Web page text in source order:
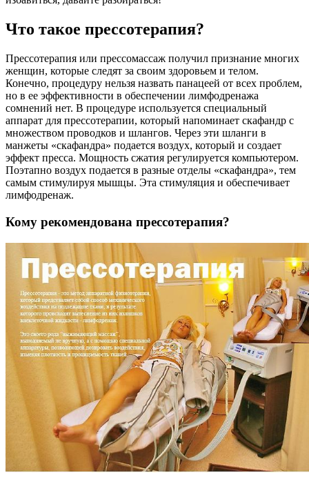
Что такое прессотерапия?
Прессотерапия или прессомассаж получил признание многих
женщин, которые следят за своим здоровьем и телом.
Конечно, процедуру нельзя назвать панацеей от всех проблем,
но в ее эффективности в обеспечении лимфодренажа
сомнений нет. В процедуре используется специальный
аппарат для прессотерапии, который напоминает скафандр с
множеством проводков и шлангов. Через эти шланги в
манжеты «скафандра» подается воздух, который и создает
эффект пресса. Мощность сжатия регулируется компьютером.
Поэтапно воздух подается в разные отделы «скафандра», тем
самым стимулируя мышцы. Эта стимуляция и обеспечивает
лимфодренаж.
Кому рекомендована прессотерапия?